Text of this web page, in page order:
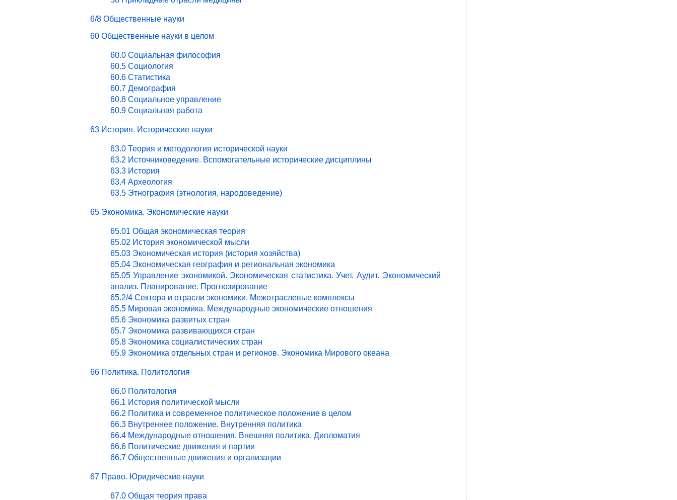
6/8 Общественные науки
60 Общественные науки в целом
60.0 Социальная философия
60.5 Социология
60.6 Статистика
60.7 Демография
60.8 Социальное управление
60.9 Социальная работа
63 История. Исторические науки
63.0 Теория и методология исторической науки
63.2 Источниковедение. Вспомогательные исторические дисциплины
63.3 История
63.4 Археология
63.5 Этнография (этнология, народоведение)
65 Экономика. Экономические науки
65.01 Общая экономическая теория
65.02 История экономической мысли
65.03 Экономическая история (история хозяйства)
65.04 Экономическая география и региональная экономика
65.05 Управление экономикой. Экономическая статистика. Учет. Аудит. Экономический
анализ. Планирование. Прогнозирование
65.2/4 Сектора и отрасли экономики. Межотраслевые комплексы
65.5 Мировая экономика. Международные экономические отношения
65.6 Экономика развитых стран
65.7 Экономика развивающихся стран
65.8 Экономика социалистических стран
65.9 Экономика отдельных стран и регионов. Экономика Мирового океана
66 Политика. Политология
66.0 Политология
66.1 История политической мысли
66.2 Политика и современное политическое положение в целом
66.3 Внутреннее положение. Внутренняя политика
66.4 Международные отношения. Внешняя политика. Дипломатия
66.6 Политические движения и партии
66.7 Общественные движения и организации
67 Право. Юридические науки
67.0 Общая теория права